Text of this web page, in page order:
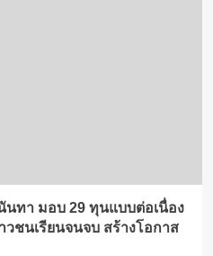
ทา มอบ 29 ทุนแบบต่อเนื่อง
ชนเรียนจนจบ สร้างโอกาส